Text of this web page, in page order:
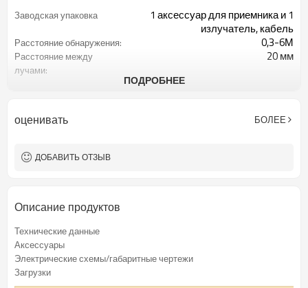
Заводская упаковка
1 аксессуар для приемника и 1
излучатель, кабель
Расстояние обнаружения: 0,3-6М
Расстояние между
лучами:
20 мм
2 выхода безопасности
2 ПНП
Интерфейсный разъем
Товар поставляется:
ПОДРОБНЕЕ
оценивать БОЛЕЕ
ДОБАВИТЬ ОТЗЫВ
Описание продуктов
Технические данные
Аксессуары
Электрические схемы/габаритные чертежи
Загрузки